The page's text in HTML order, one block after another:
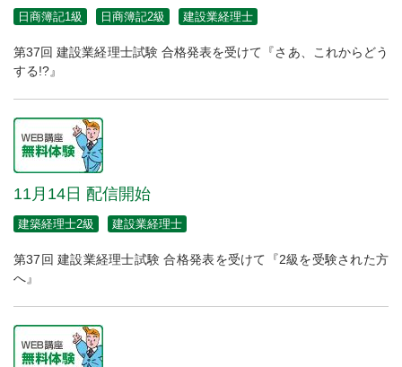
日商簿記1級 日商簿記2級 建設業経理士
第37回 建設業経理士試験 合格発表を受けて『さあ、これからどう
する!?』
11月14日 配信開始
建築経理士2級 建設業経理士
第37回 建設業経理士試験 合格発表を受けて『2級を受験された方
へ』